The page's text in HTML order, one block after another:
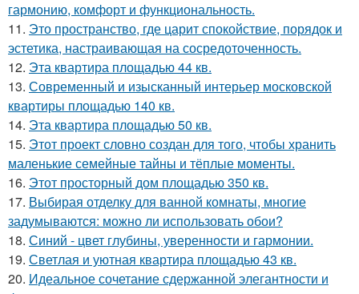
гармонию, комфорт и функциональность.
11. Это пространство, где царит спокойствие, порядок и
эстетика, настраивающая на сосредоточенность.
12. Эта квартира площадью 44 кв.
13. Современный и изысканный интерьер московской
квартиры площадью 140 кв.
14. Эта квартира площадью 50 кв.
15. Этот проект словно создан для того, чтобы хранить
маленькие семейные тайны и тёплые моменты.
16. Этот просторный дом площадью 350 кв.
17. Выбирая отделку для ванной комнаты, многие
задумываются: можно ли использовать обои?
18. Синий - цвет глубины, уверенности и гармонии.
19. Светлая и уютная квартира площадью 43 кв.
20. Идеальное сочетание сдержанной элегантности и